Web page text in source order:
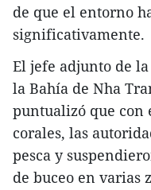
de que el entorno
significativamente.
El jefe adjunto de
la Bahía de Nha
puntualizó que con
corales, las
pesca y
de buceo en varias